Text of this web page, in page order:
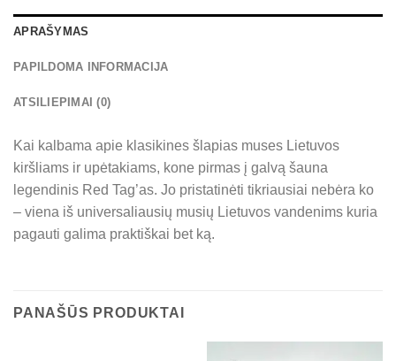
APRAŠYMAS
PAPILDOMA INFORMACIJA
ATSILIEPIMAI (0)
Kai kalbama apie klasikines šlapias muses Lietuvos
kiršliams ir upėtakiams, kone pirmas į galvą šauna
legendinis Red Tag’as. Jo pristatinėti tikriausiai nebėra ko
– viena iš universaliausių musių Lietuvos vandenims kuria
pagauti galima praktiškai bet ką.
PANAŠŪS PRODUKTAI